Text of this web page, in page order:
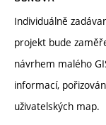
Individuálně
projekt bude
návrhem malého
informací,
uživatelských map.